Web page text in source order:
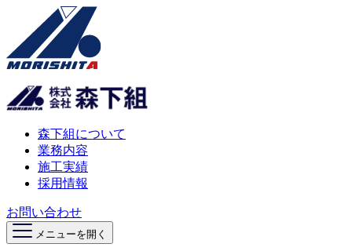
森下組について
業務内容
施工実績
採用情報
お問い合わせ
メニューを開く